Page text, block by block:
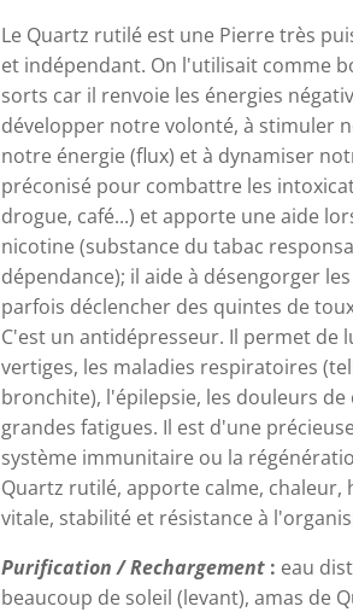
Le Quartz rutilé est une Pierre très
et indépendant. On l'utilisait comme
sorts car il renvoie les énergies
développer notre volonté, à stimuler
notre énergie (flux) et à dynamiser
préconisé pour combattre les
drogue, café...) et apporte une aide
nicotine (substance du tabac
dépendance); il aide à désengorger
parfois déclencher des quintes de
C'est un antidépresseur. Il permet de
vertiges, les maladies respiratoires
bronchite), l'épilepsie, les douleurs de
grandes fatigues. Il est d'une
système immunitaire ou la
Quartz rutilé, apporte calme, chaleur,
vitale, stabilité et résistance à
Purification / Rechargement : eau
beaucoup de soleil (levant), amas de